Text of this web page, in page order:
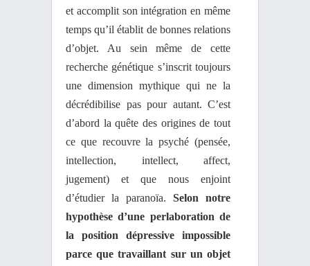
et accomplit son intégration en même
temps qu’il établit de bonnes relations
d’objet. Au sein même de cette
recherche génétique s’inscrit toujours
une dimension mythique qui ne la
décrédibilise pas pour autant. C’est
d’abord la quête des origines de tout
ce que recouvre la psyché (pensée,
intellection, intellect, affect,
jugement) et que nous enjoint
d’étudier la paranoïa. Selon notre
hypothèse d’une perlaboration de
la position dépressive impossible
parce que travaillant sur un objet